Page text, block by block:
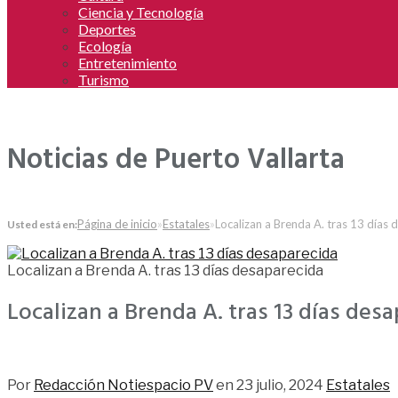
Ciencia y Tecnología
Deportes
Ecología
Entretenimiento
Turismo
Noticias de Puerto Vallarta
Usted está en:Página de inicio»Estatales»Localizan a Brenda A. tras 13 días
Localizan a Brenda A. tras 13 días desaparecida
Localizan a Brenda A. tras 13 días
Por Redacción Notiespacio PVen 23 julio, 2024 Estatales